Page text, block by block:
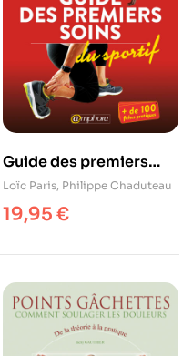
Guide des premiers
soins du sportif
Loïc Paris, Philippe Chaduteau
19,95 €